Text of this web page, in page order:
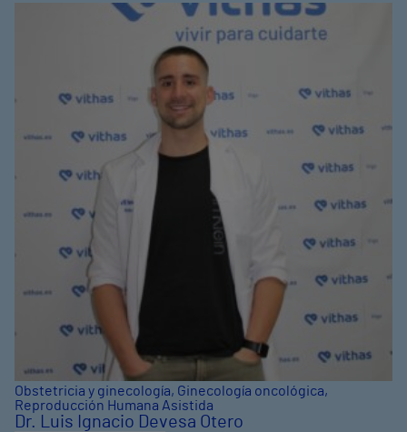
Obstetricia y ginecología, Ginecología oncológica,
Reproducción Humana Asistida
Dr. Luis Ignacio Devesa Otero